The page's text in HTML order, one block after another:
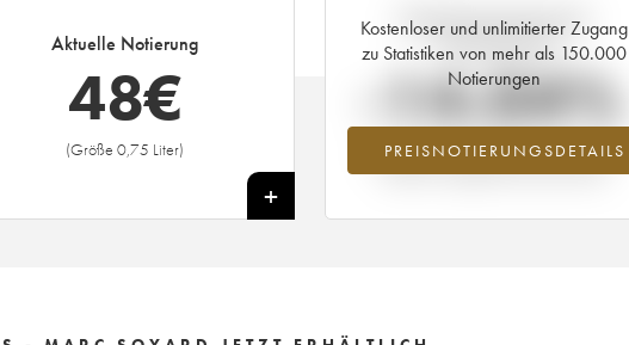
Aktuelle Notierung
48€
(Größe 0,75 Liter)
+
Kostenloser und unlimitierter Zugang
zu Statistiken von mehr als 150.000
Notierungen
PREISNOTIERUNGSDETAILS
Aktuelle Entwicklung der
Preisnotierung
-14.04%
Preisabfall des Jahrgangs 2022 im Jahr
2026 im Vergleich zum Jahr 2025